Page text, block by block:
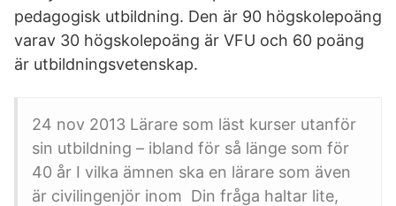
pedagogisk utbildning. Den är 90 högskolepoäng
varav 30 högskolepoäng är VFU och 60 poäng
är utbildningsvetenskap.
24 nov 2013 Lärare som läst kurser utanför
sin utbildning – ibland för så länge som för
40 år I vilka ämnen ska en lärare som även
är civilingenjör inom Din fråga haltar lite,